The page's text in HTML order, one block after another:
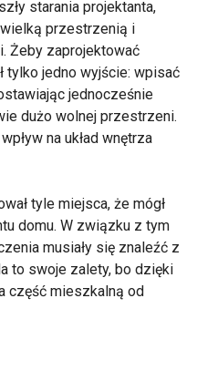
starania projektanta,
przestrzenią i
Żeby zaprojektować
tylko jedno wyjście: wpisać
jednocześnie
dużo wolnej przestrzeni.
na układ wnętrza
tyle miejsca, że mógł
domu. W związku z tym
musiały się znaleźć z
to swoje zalety, bo dzięki
część mieszkalną od